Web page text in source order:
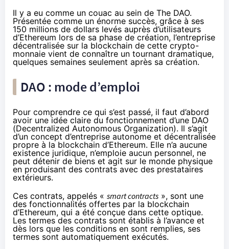
Il y a eu comme un couac au sein de The DAO.
Présentée comme un énorme succès, grâce à ses
150 millions de dollars levés auprès d’utilisateurs
d’Ethereum lors de sa phase de création, l’entreprise
décentralisée sur la blockchain de cette crypto-
monnaie vient de connaître un tournant dramatique,
quelques semaines seulement après sa création.
DAO : mode d’emploi
Pour comprendre ce qui s’est passé, il faut d’abord
avoir une idée claire du fonctionnement d’une DAO
(Decentralized Autonomous Organization). Il s’agit
d’un concept d’entreprise autonome et décentralisée
propre à la blockchain d’Ethereum. Elle n’a aucune
existence juridique, n’emploie aucun personnel, ne
peut détenir de biens et agit sur le monde physique
en produisant des contrats avec des prestataires
extérieurs.
Ces contrats, appelés « smart contracts », sont une
des fonctionnalités offertes par la blockchain
d’Ethereum, qui a été conçue dans cette optique.
Les termes des contrats sont établis à l’avance et
dès lors que les conditions en sont remplies, ses
termes sont automatiquement exécutés.